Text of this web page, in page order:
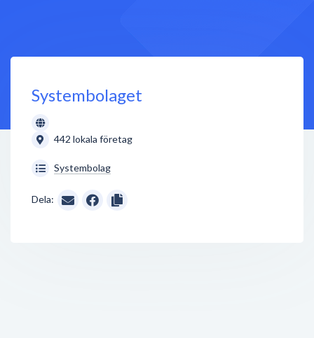
Systembolaget
442 lokala företag
Systembolag
Dela: